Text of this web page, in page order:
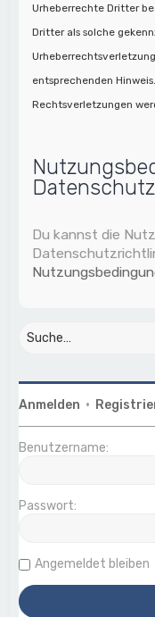
Urheberrechte Dritter
Dritter als solche
entsprechenden
Rechtsverletzungen
Du kannst die
Anmelden •
Benutzername:
Passwort:
Angemeldet bleiben